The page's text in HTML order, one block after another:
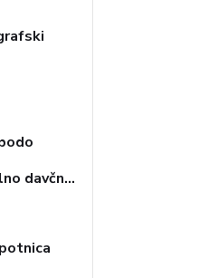
davčno